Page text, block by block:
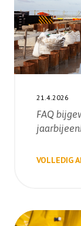
21.4.2026
FAQ
VOLLEDIG